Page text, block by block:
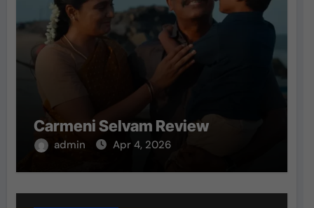
Carmeni Selvam Review
admin Apr 4, 2026